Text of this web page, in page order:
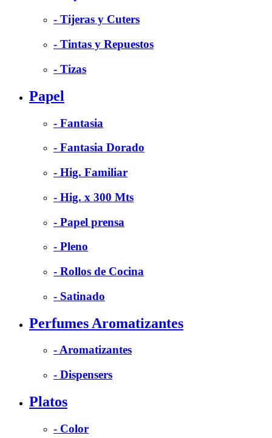
- Tijeras y Cuters
- Tintas y Repuestos
- Tizas
Papel
- Fantasia
- Fantasia Dorado
- Hig. Familiar
- Hig. x 300 Mts
- Papel prensa
- Pleno
- Rollos de Cocina
- Satinado
Perfumes Aromatizantes
- Aromatizantes
- Dispensers
Platos
- Color